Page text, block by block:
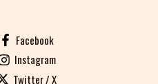
Facebook
Instagram
Twitter / X